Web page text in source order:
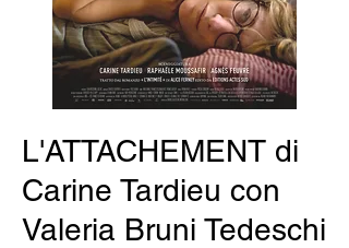
L'ATTACHEMENT di
Carine Tardieu con
Valeria Bruni Tedeschi